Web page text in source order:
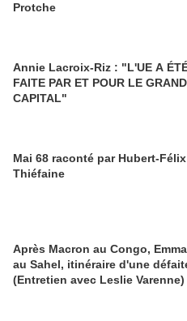
Protche
Annie Lacroix-Riz : "L'UE A
FAITE PAR ET POUR LE GRAND
CAPITAL"
Mai 68 raconté par Hubert-Félix
Thiéfaine
Après Macron au Congo,
au Sahel, itinéraire d'une
(Entretien avec Leslie Varenne)